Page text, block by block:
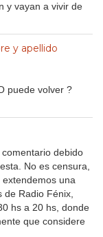
y vayan a vivir de
y apellido
puede volver ?
debido
No es censura,
una
Radio Fénix,
hs a 20 hs, donde
que considere